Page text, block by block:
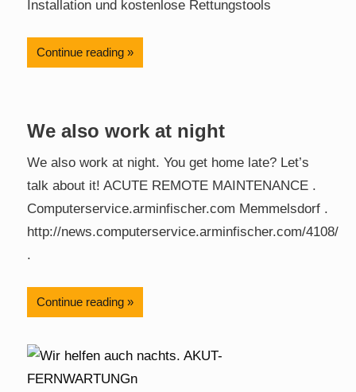
Installation und kostenlose Rettungstools
Continue reading
We also work at night
We also work at night. You get home late? Let’s
talk about it! ACUTE REMOTE MAINTENANCE .
Computerservice.arminfischer.com Memmelsdorf .
http://news.computerservice.arminfischer.com/4108/
.
Continue reading